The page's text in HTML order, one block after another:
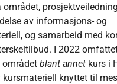
av informasjons- og
og samarbeid med
I 2022
områdetblant annet kurs i
knyttet til